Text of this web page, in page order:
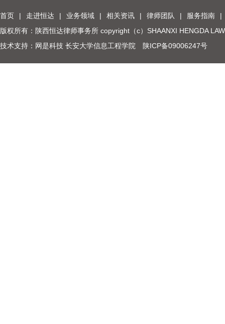
首页 | 走进恒达 | 业务领域 | 相关资讯 | 律师团队 | 服务指南
|
版权所有：陕西恒达律师事务所 copyright（c）SHAANXI HENGDA
技术支持：网是科技 长安大学信息工程学院
陕ICP备09006247号